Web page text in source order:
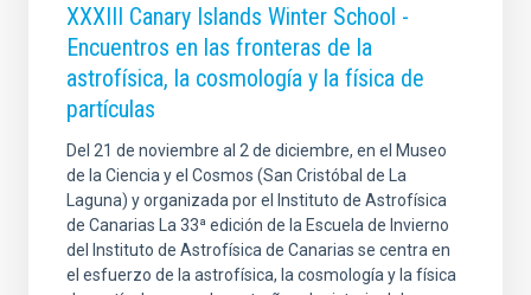
XXXIII Canary Islands Winter School -
Encuentros en las fronteras de la
astrofísica, la cosmología y la física de
partículas
Del 21 de noviembre al 2 de diciembre, en el Museo
de la Ciencia y el Cosmos (San Cristóbal de La
Laguna) y organizada por el Instituto de Astrofísica
de Canarias La 33ª edición de la Escuela de Invierno
del Instituto de Astrofísica de Canarias se centra en
el esfuerzo de la astrofísica, la cosmología y la física